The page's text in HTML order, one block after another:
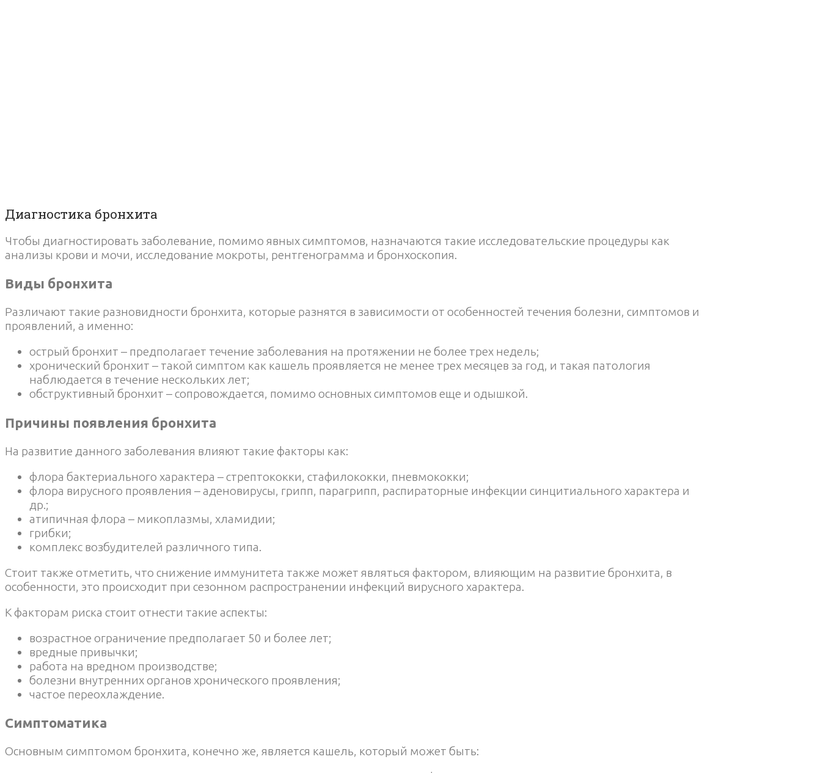
Диагностика бронхита
Чтобы диагностировать заболевание, помимо явных симптомов, назначаются такие исследовательские процедуры как
анализы крови и мочи, исследование мокроты, рентгенограмма и бронхоскопия.
Виды бронхита
Различают такие разновидности бронхита, которые разнятся в зависимости от особенностей течения болезни, симптомов и
проявлений, а именно:
острый бронхит – предполагает течение заболевания на протяжении не более трех недель;
хронический бронхит – такой симптом как кашель проявляется не менее трех месяцев за год, и такая патология
наблюдается в течение нескольких лет;
обструктивный бронхит – сопровождается, помимо основных симптомов еще и одышкой.
Причины появления бронхита
На развитие данного заболевания влияют такие факторы как:
флора бактериального характера – стрептококки, стафилококки, пневмококки;
флора вирусного проявления – аденовирусы, грипп, парагрипп, распираторные инфекции синцитиального характера и
др.;
атипичная флора – микоплазмы, хламидии;
грибки;
комплекс возбудителей различного типа.
Стоит также отметить, что снижение иммунитета также может являться фактором, влияющим на развитие бронхита, в
особенности, это происходит при сезонном распространении инфекций вирусного характера.
К факторам риска стоит отнести такие аспекты:
возрастное ограничение предполагает 50 и более лет;
вредные привычки;
работа на вредном производстве;
болезни внутренних органов хронического проявления;
частое переохлаждение.
Симптоматика
Основным симптомом бронхита, конечно же, является кашель, который может быть: